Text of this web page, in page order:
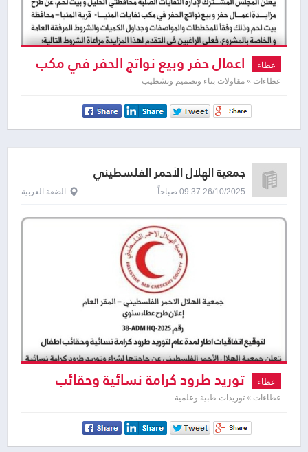
عطاء اعمال حفر وبيع نواتج الحفر في مكب
نفايات المنيا-
عطاءات » مقاولات بناء وتصميم وتشطيب
جمعية الهلال الأحمر الفلسطيني
26/10/2025 09:37 صباحاً الضفة الغربية
عطاء توريد طرود كرامة نسائية وحقائب
اطفال
عطاءات » توريدات طبية وعلمية